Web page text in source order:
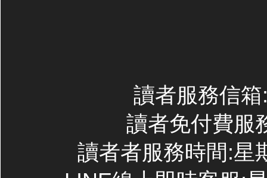
讀者服務信
讀者免付費服
讀者者服務時間:星